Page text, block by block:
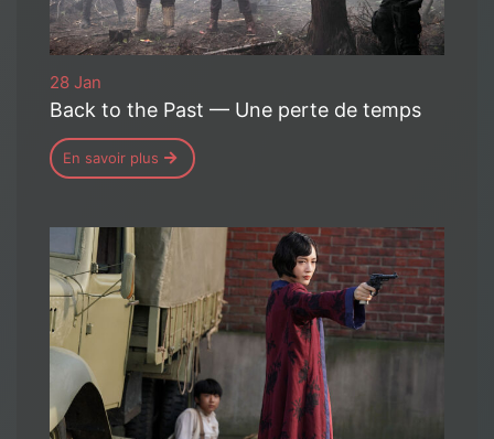
28 Jan
Back to the Past — Une perte de temps
En savoir plus